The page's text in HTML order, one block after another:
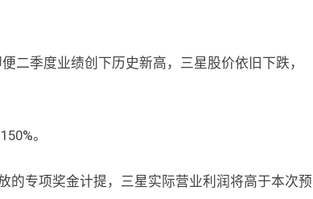
二季度业绩创下历史新高，三星股价依旧下跌，
。
的专项奖金计提，三星实际营业利润将高于本次预